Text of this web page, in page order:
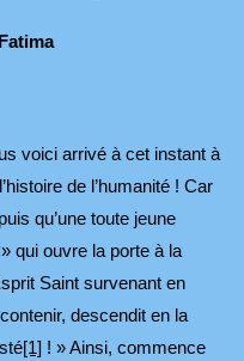
voici arrivé à cet instant à
de l’humanité ! Car
qu’une toute jeune
qui ouvre la porte à la
Saint survenant en
descendit en la
[1] ! » Ainsi, commence